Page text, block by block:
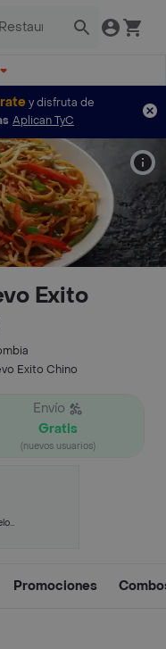
y disfruta de
Aplican TyC
Exito
Exito Chino
Envío
Gratis
(nuevos usuarios)
Promociones